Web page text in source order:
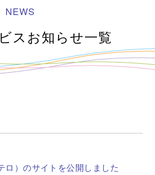
スお知らせ一覧
）のサイトを公開しました